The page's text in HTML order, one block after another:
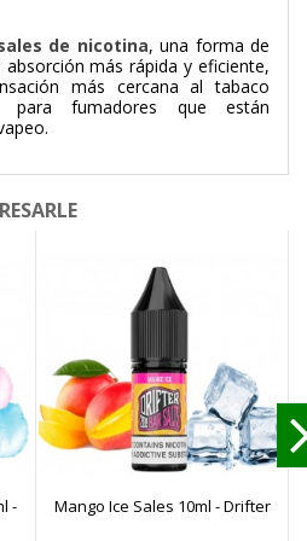
de nicotina, una forma de
más rápida y eficiente,
más cercana al tabaco
para fumadores que están
-
Mango Ice Sales 10ml - Drifter